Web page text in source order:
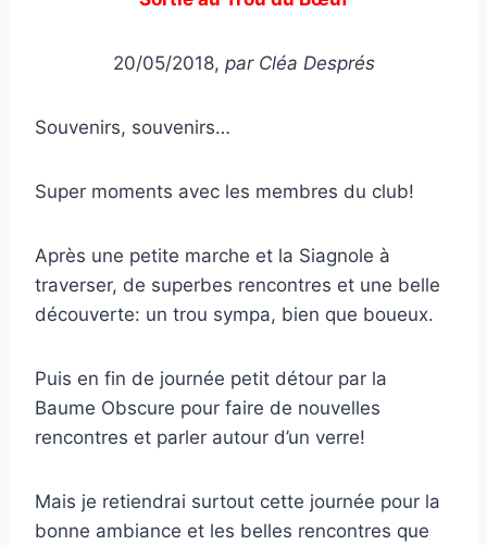
20/05/2018, par Cléa Després
Souvenirs, souvenirs…
Super moments avec les membres du club!
Après une petite marche et la Siagnole à
traverser, de superbes rencontres et une belle
découverte: un trou sympa, bien que boueux.
Puis en fin de journée petit détour par la
Baume Obscure pour faire de nouvelles
rencontres et parler autour d’un verre!
Mais je retiendrai surtout cette journée pour la
bonne ambiance et les belles rencontres que